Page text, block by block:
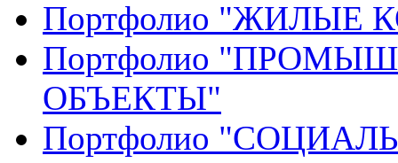
Портфолио "ЖИЛЫЕ
Портфолио
ОБЪЕКТЫ"
Портфолио